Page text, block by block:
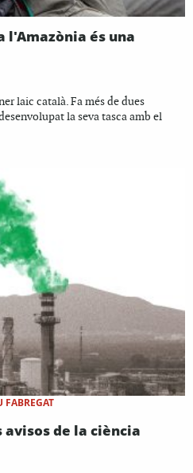
l'Amazònia és una
laic català. Fa més de dues
la seva tasca amb el
FABREGAT
de la ciència